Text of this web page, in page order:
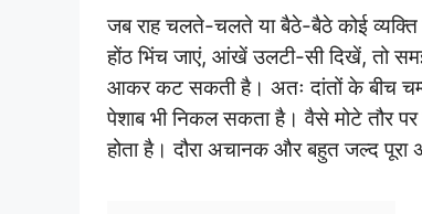
जब राह चलते-चलते या बैठे-बैठे कोई
होंठ भिंच जाएं, आंखें उलटी-सी दिखें, तो समझें
आकर कट सकती है। अतः दांतों के बीच
पेशाब भी निकल सकता है। वैसे मोटे तौर पर
होता है। दौरा अचानक और बहुत जल्द